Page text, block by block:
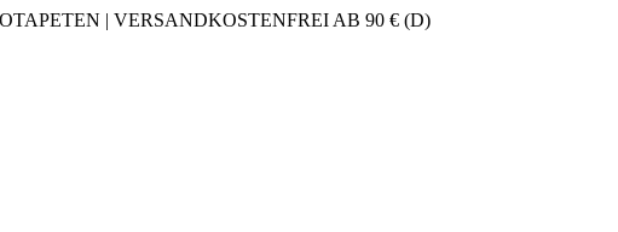
| VERSANDKOSTENFREI AB 90 € (D)